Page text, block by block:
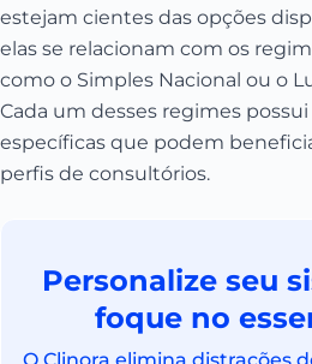
estejam cientes das opções
elas se relacionam com os
como o Simples Nacional ou o
Cada um desses regimes
específicas que podem
perfis de consultórios.
Personalize seu
foque no